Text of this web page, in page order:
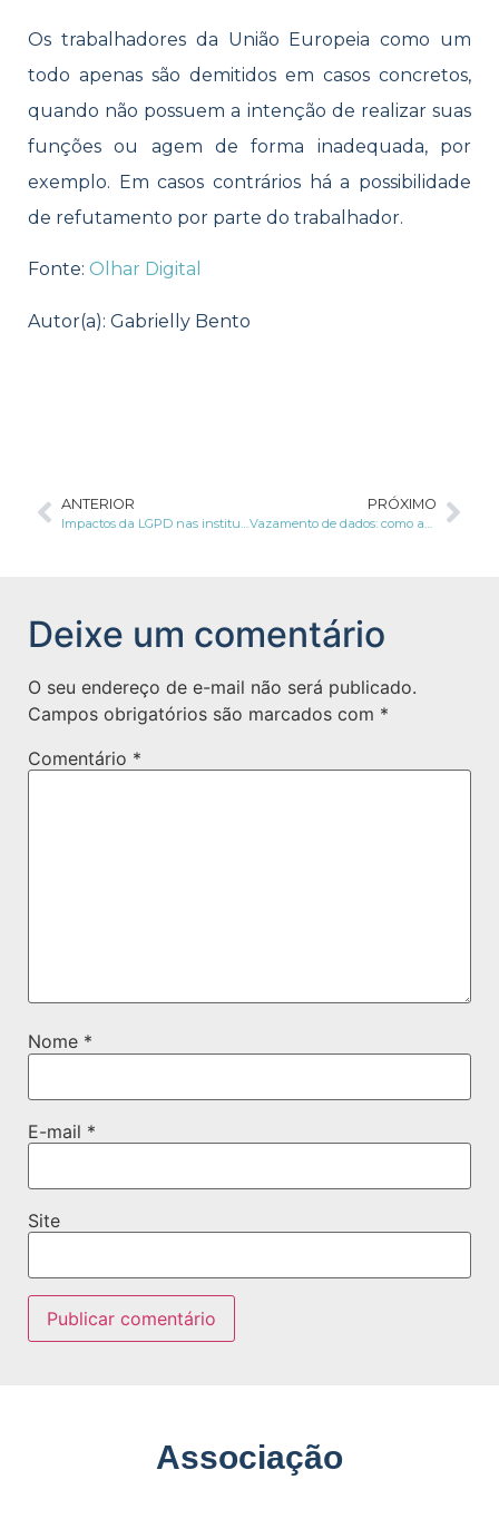
Os trabalhadores da União Europeia como um
todo apenas são demitidos em casos concretos,
quando não possuem a intenção de realizar suas
funções ou agem de forma inadequada, por
exemplo. Em casos contrários há a possibilidade
de refutamento por parte do trabalhador.
Fonte: Olhar Digital
Autor(a): Gabrielly Bento
ANTERIOR
Impactos da LGPD nas instituições financeiras
PRÓXIMO
Vazamento de dados: como agir em relação aos danos morais e a necessidade de comprovar dano efetivo
Deixe um comentário
O seu endereço de e-mail não será publicado.
Campos obrigatórios são marcados com *
Comentário *
Nome *
E-mail *
Site
Associação